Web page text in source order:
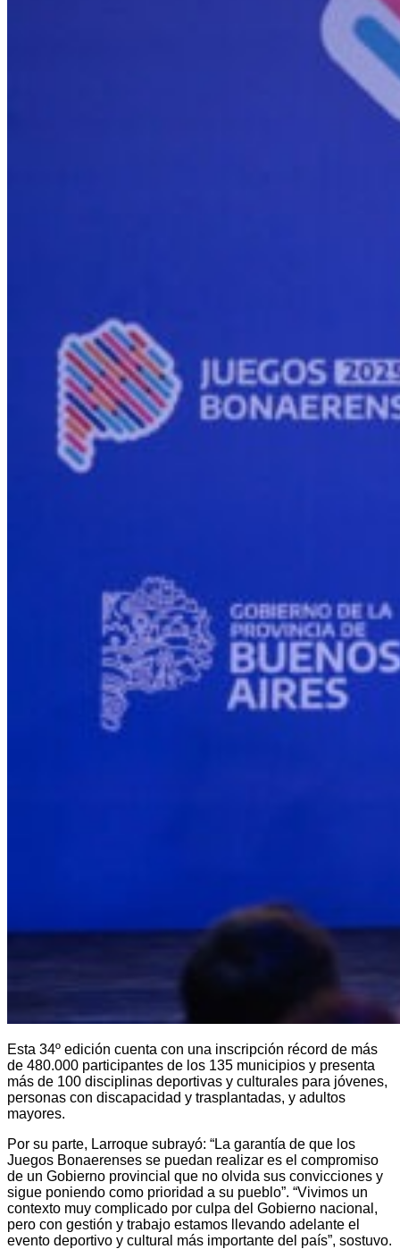
Esta 34º edición cuenta con una inscripción récord de más
de 480.000 participantes de los 135 municipios y presenta
más de 100 disciplinas deportivas y culturales para jóvenes,
personas con discapacidad y trasplantadas, y adultos
mayores.
Por su parte, Larroque subrayó: “La garantía de que los
Juegos Bonaerenses se puedan realizar es el compromiso
de un Gobierno provincial que no olvida sus convicciones y
sigue poniendo como prioridad a su pueblo”. “Vivimos un
contexto muy complicado por culpa del Gobierno nacional,
pero con gestión y trabajo estamos llevando adelante el
evento deportivo y cultural más importante del país”, sostuvo.